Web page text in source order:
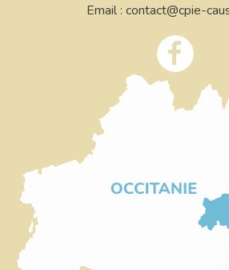
Email : contact@cpie-